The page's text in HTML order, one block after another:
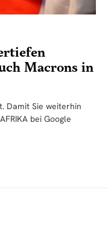
Macrons in
Damit Sie weiterhin
bei Google